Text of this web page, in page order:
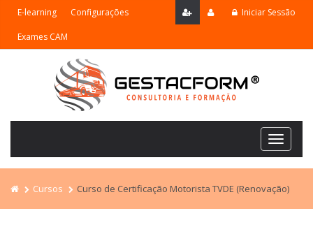
E-learning Configurações
Exames CAM
Iniciar Sessão
Cursos Curso de Certificação Motorista TVDE (Renovação)